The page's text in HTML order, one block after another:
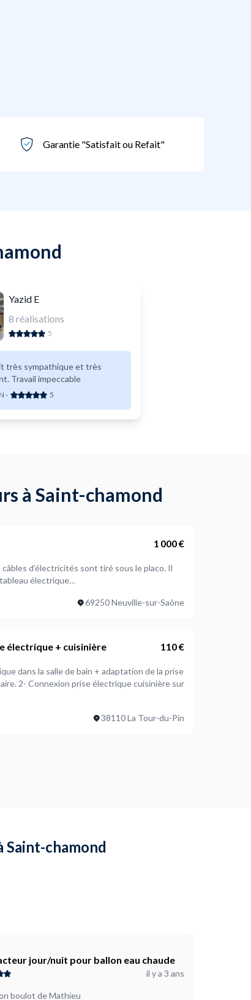
Garantie "Satisfait ou Refait"
Yazid E
8 réalisations
5
très sympathique et très
compétent. Travail impeccable
- 5
à Saint-chamond
1 000 €
d’électricités sont tiré sous le placo. Il
électrique…
69250 Neuville-sur-Saône
électrique + cuisinière 110 €
dans la salle de bain + adaptation de la prise
2- Connexion prise électrique cuisinière sur
38110 La Tour-du-Pin
chamond
jour/nuit pour ballon eau chaude
il y a 3 ans
boulot de Mathieu